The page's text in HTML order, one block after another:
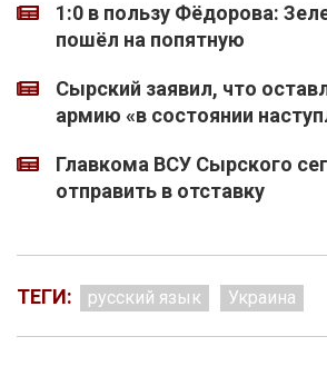
1:0 в пользу Фёдорова:
пошёл на попятную
Сырский заявил, что
армию «в состоянии
Главкома ВСУ Сырского
отправить в отставку
ТЕГИ: русский язык Украина